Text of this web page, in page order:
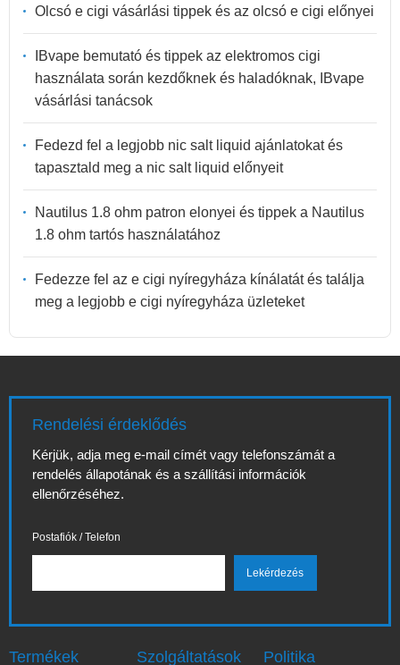
Olcsó e cigi vásárlási tippek és az olcsó e cigi előnyei
IBvape bemutató és tippek az elektromos cigi
használata során kezdőknek és haladóknak, IBvape
vásárlási tanácsok
Fedezd fel a legjobb nic salt liquid ajánlatokat és
tapasztald meg a nic salt liquid előnyeit
Nautilus 1.8 ohm patron elonyei és tippek a Nautilus
1.8 ohm tartós használatához
Fedezze fel az e cigi nyíregyháza kínálatát és találja
meg a legjobb e cigi nyíregyháza üzleteket
Rendelési érdeklődés
Kérjük, adja meg e-mail címét vagy telefonszámát a
rendelés állapotának és a szállítási információk
ellenőrzéséhez.
Postafiók / Telefon
Termékek Szolgáltatások Politika